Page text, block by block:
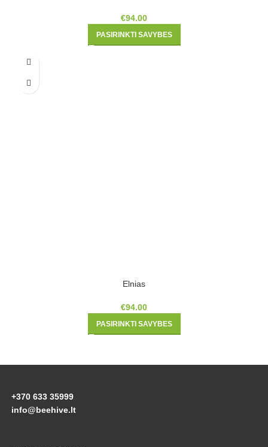
€94.00
PASIRINKTI SAVYBES
Elnias
€94.00
PASIRINKTI SAVYBES
+370 633 35999
info@beehive.lt